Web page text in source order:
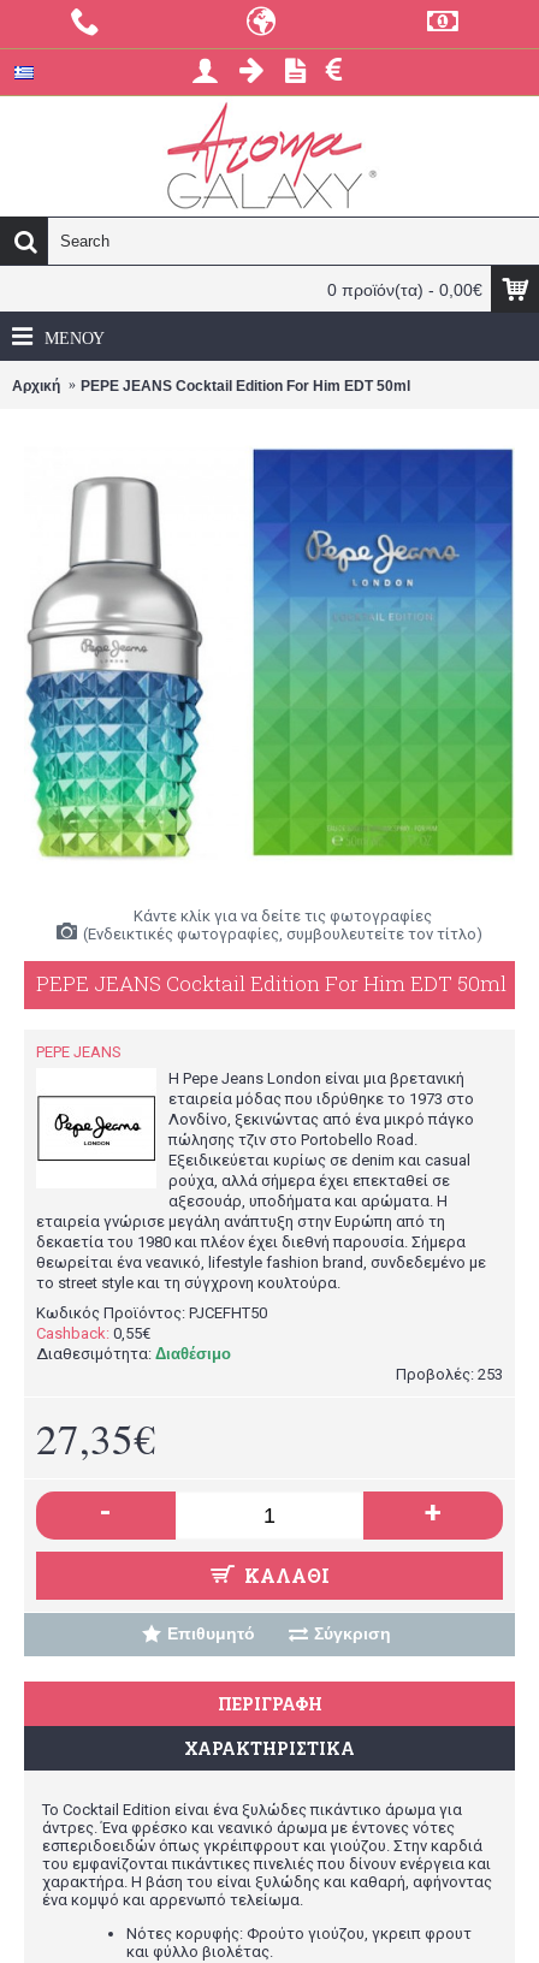
0 προϊόν(τα) - 0,00€
ΜΕΝΟΎ
Αρχική PEPE JEANS Cocktail Edition For Him EDT 50ml
Κάντε κλίκ για να δείτε τις φωτογραφίες
(Ενδεικτικές φωτογραφίες, συμβουλευτείτε τον τίτλο)
PEPE JEANS Cocktail Edition For Him EDT 50ml
PEPE JEANS
Η Pepe Jeans London είναι μια βρετανική
εταιρεία μόδας που ιδρύθηκε το 1973 στο
Λονδίνο, ξεκινώντας από ένα μικρό πάγκο
πώλησης τζιν στο Portobello Road.
Εξειδικεύεται κυρίως σε denim και casual
ρούχα, αλλά σήμερα έχει επεκταθεί σε
αξεσουάρ, υποδήματα και αρώματα. Η
εταιρεία γνώρισε μεγάλη ανάπτυξη στην Ευρώπη από τη
δεκαετία του 1980 και πλέον έχει διεθνή παρουσία. Σήμερα
θεωρείται ένα νεανικό, lifestyle fashion brand, συνδεδεμένο με
το street style και τη σύγχρονη κουλτούρα.
Κωδικός Προϊόντος: PJCEFHT50
Cashback: 0,55€
Διαθεσιμότητα: Διαθέσιμο
Προβολές: 253
27,35€
- +
ΚΑΛΆΘΙ
Επιθυμητό Σύγκριση
ΠΕΡΙΓΡΑΦΉ
ΧΑΡΑΚΤΗΡΙΣΤΙΚΆ
Το Cocktail Edition είναι ένα ξυλώδες πικάντικο άρωμα για
άντρες. Ένα φρέσκο και νεανικό άρωμα με έντονες νότες
εσπεριδοειδών όπως γκρέιπφρουτ και γιούζου. Στην καρδιά
του εμφανίζονται πικάντικες πινελιές που δίνουν ενέργεια και
χαρακτήρα. Η βάση του είναι ξυλώδης και καθαρή, αφήνοντας
ένα κομψό και αρρενωπό τελείωμα.
Νότες κορυφής: Φρούτο γιούζου, γκρειπ φρουτ
και φύλλο βιολέτας.